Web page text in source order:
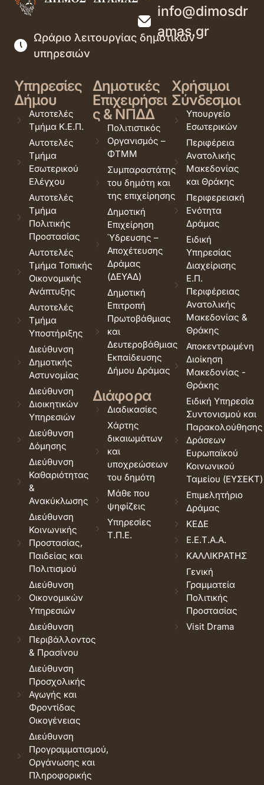
info@dimosdr
amas.gr
Ωράριο λειτουργίας δημοτικών
υπηρεσιών
Υπηρεσίες
Δήμου
Αυτοτελές
Τμήμα Κ.Ε.Π.
Αυτοτελές
Τμήμα
Εσωτερικού
Ελέγχου
Αυτοτελές
Τμήμα
Πολιτικής
Προστασίας
Αυτοτελές
Τμήμα Τοπικής
Οικονομικής
Ανάπτυξης
Αυτοτελές
Τμήμα
Υποστήριξης
Διεύθυνση
Δημοτικής
Αστυνομίας
Διεύθυνση
Διοικητικών
Υπηρεσιών
Διεύθυνση
Δόμησης
Διεύθυνση
Καθαριότητας
&
Ανακύκλωσης
Διεύθυνση
Κοινωνικής
Προστασίας,
Παιδείας και
Πολιτισμού
Διεύθυνση
Οικονομικών
Υπηρεσιών
Διεύθυνση
Περιβάλλοντος
& Πρασίνου
Διεύθυνση
Προσχολικής
Αγωγής και
Φροντίδας
Οικογένειας
Διεύθυνση
Προγραμματισμού,
Οργάνωσης και
Πληροφορικής
Δημοτικές
Επιχειρήσει
ς & ΝΠΔΔ
Πολιτιστικός
Οργανισμός –
ΦΤΜΜ
Συμπαραστάτης
του δημότη και
της επιχείρησης
Δημοτική
Επιχείρηση
Ύδρευσης –
Αποχέτευσης
Δράμας
(ΔΕΥΑΔ)
Δημοτική
Επιτροπή
Πρωτοβάθμιας
και
Δευτεροβάθμιας
Εκπαίδευσης
Δήμου Δράμας
Διάφορα
Διαδικασίες
Χάρτης
δικαιωμάτων
και
υποχρεώσεων
του δημότη
Μάθε που
ψηφίζεις
Υπηρεσίες
Τ.Π.Ε.
Χρήσιμοι
Σύνδεσμοι
Υπουργείο
Εσωτερικών
Περιφέρεια
Ανατολικής
Μακεδονίας
και Θράκης
Περιφερειακή
Ενότητα
Δράμας
Ειδική
Υπηρεσίας
Διαχείρισης
Ε.Π.
Περιφέρειας
Ανατολικής
Μακεδονίας &
Θράκης
Αποκεντρωμένη
Διοίκηση
Μακεδονίας -
Θράκης
Ειδική Υπηρεσία
Συντονισμού και
Παρακολούθησης
Δράσεων
Ευρωπαϊκού
Κοινωνικού
Ταμείου (ΕΥΣΕΚΤ)
Επιμελητήριο
Δράμας
ΚΕΔΕ
Ε.Ε.Τ.Α.Α.
ΚΑΛΛΙΚΡΑΤΗΣ
Γενική
Γραμματεία
Πολιτικής
Προστασίας
Visit Drama